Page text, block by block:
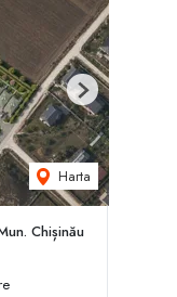
Harta
Next
Chișinău